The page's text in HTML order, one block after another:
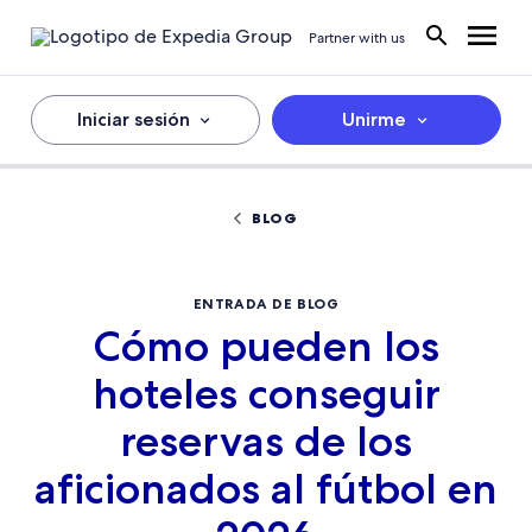
Partner with us
Iniciar sesión Unirme
BLOG
ENTRADA DE BLOG
Cómo pueden los
hoteles conseguir
reservas de los
aficionados al fútbol en